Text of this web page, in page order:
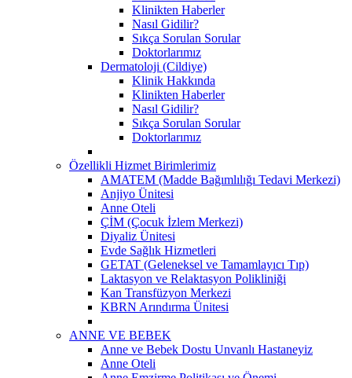
Klinikten Haberler
Nasıl Gidilir?
Sıkça Sorulan Sorular
Doktorlarımız
Dermatoloji (Cildiye)
Klinik Hakkında
Klinikten Haberler
Nasıl Gidilir?
Sıkça Sorulan Sorular
Doktorlarımız
Özellikli Hizmet Birimlerimiz
AMATEM (Madde Bağımlılığı Tedavi Merkezi)
Anjiyo Ünitesi
Anne Oteli
ÇİM (Çocuk İzlem Merkezi)
Diyaliz Ünitesi
Evde Sağlık Hizmetleri
GETAT (Geleneksel ve Tamamlayıcı Tıp)
Laktasyon ve Relaktasyon Polikliniği
Kan Transfüzyon Merkezi
KBRN Arındırma Ünitesi
ANNE VE BEBEK
Anne ve Bebek Dostu Unvanlı Hastaneyiz
Anne Oteli